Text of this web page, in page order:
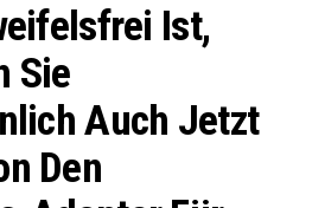
Ist,
Sie
Auch Jetzt
Den